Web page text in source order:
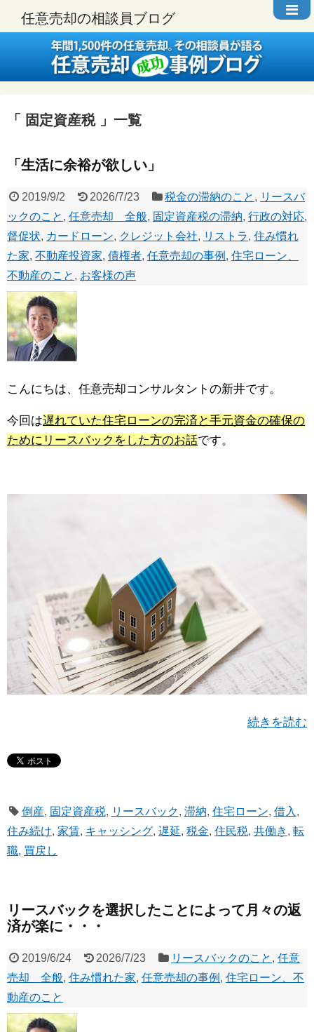
任意売却の相談員ブログ
固定資産税 一覧
「生活に余裕が欲しい」
2019/9/2 2026/7/23 税金の滞納のこと , リースバ
ックのこと , 任意売却 全般, 固定資産税の滞納, 行政の対応,
督促状, カードローン, クレジット会社, リストラ, 住み慣れ
た家, 不動産投資家, 債権者, 任意売却の事例 , 住宅ローン、
不動産のこと , お客様の声
こんにちは、任意売却コンサルタントの新井です。
今回は遅れていた住宅ローンの完済と手元資金の確保の
ためにリースバックをした方のお話です。
続きを読む
倒産, 固定資産税, リースバック, 滞納, 住宅ローン, 借入 ,
住み続け, 家賃, キャッシング, 遅延, 税金, 住民税, 共働き , 転
職, 買戻し
リースバックを選択したことによって月々の返
済が楽に・・・
2019/6/24 2026/7/23 リースバックのこと ,任意
売却 全般, 住み慣れた家, 任意売却の事例 , 住宅ローン、不
動産のこと